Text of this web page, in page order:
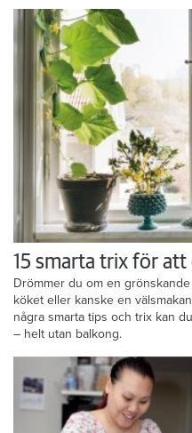
15 smarta trix för
Drömmer du om en
köket eller kanske en
några smarta tips och trix kan
– helt utan balkong.